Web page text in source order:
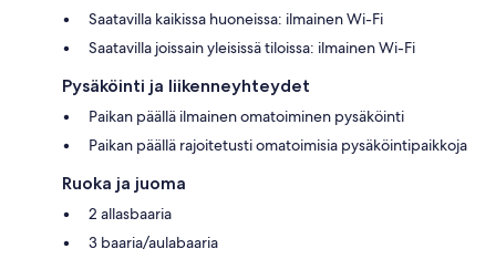
Saatavilla kaikissa huoneissa: ilmainen Wi-Fi
Saatavilla joissain yleisissä tiloissa: ilmainen Wi-Fi
Pysäköinti ja liikenneyhteydet
Paikan päällä ilmainen omatoiminen pysäköinti
Paikan päällä rajoitetusti omatoimisia pysäköintipaikkoja
Ruoka ja juoma
2 allasbaaria
3 baaria/aulabaaria